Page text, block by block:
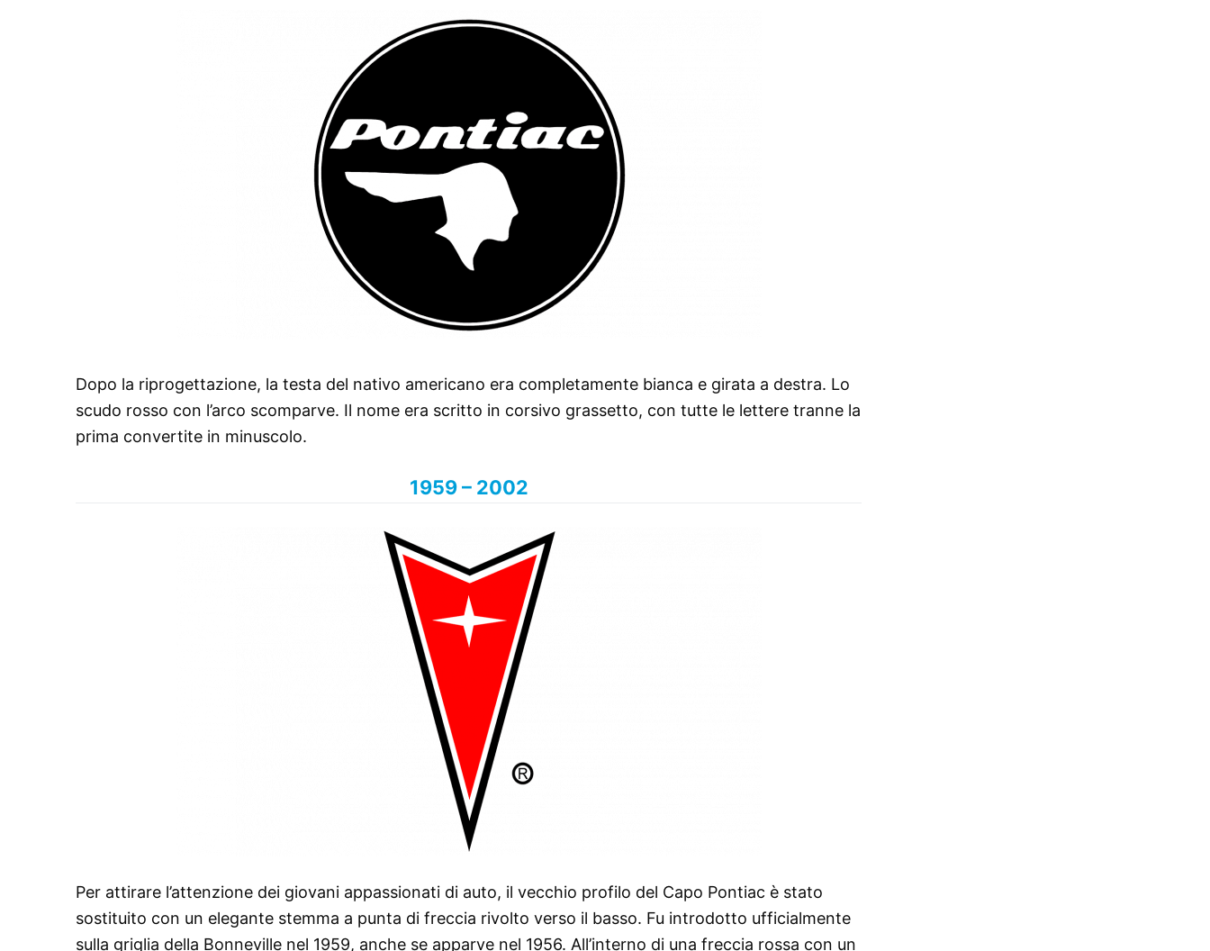
Dopo la riprogettazione, la testa del nativo americano era completamente bianca e girata a destra. Lo
scudo rosso con l’arco scomparve. Il nome era scritto in corsivo grassetto, con tutte le lettere tranne la
prima convertite in minuscolo.
1959 – 2002
Per attirare l’attenzione dei giovani appassionati di auto, il vecchio profilo del Capo Pontiac è stato
sostituito con un elegante stemma a punta di freccia rivolto verso il basso. Fu introdotto ufficialmente
sulla griglia della Bonneville nel 1959, anche se apparve nel 1956. All’interno di una freccia rossa con un